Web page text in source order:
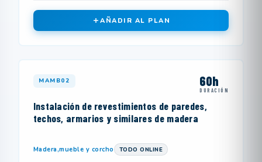
AÑADIR AL PLAN
MAMB02 60h
DURACIÓN
Instalación de revestimientos de paredes,
techos, armarios y similares de madera
Madera,mueble y corcho TODO ONLINE